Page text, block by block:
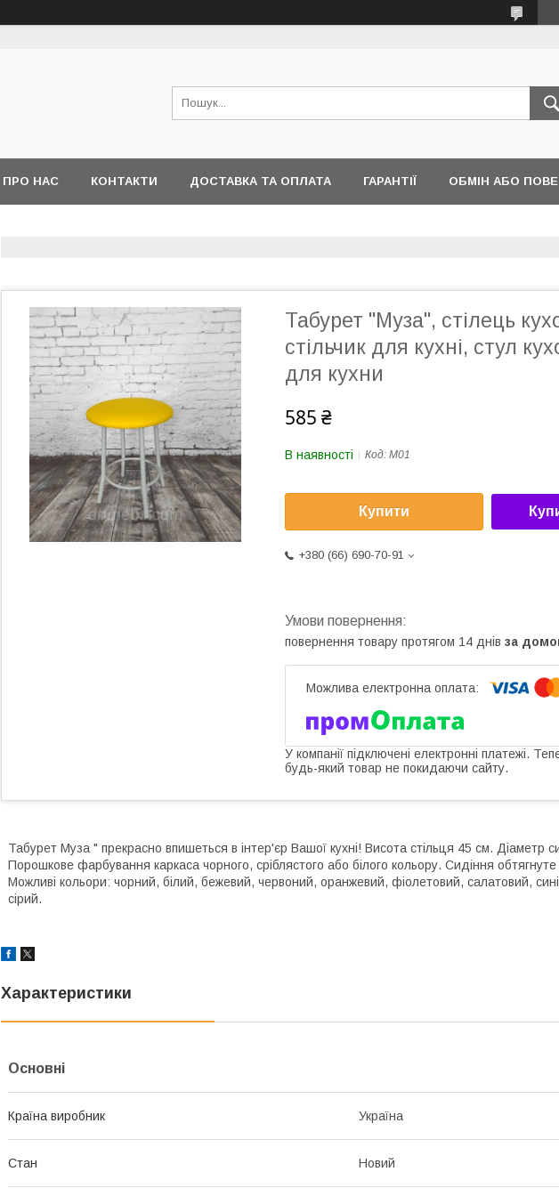
ПРО НАС КОНТАКТИ ДОСТАВКА ТА ОПЛАТА ГАРАНТІЇ ОБМІН АБО
Табурет "Муза", стілець
стільчик для кухні, стул
для кухни
585 ₴
В наявності Код: М01
Купити
+380 (66) 690-70-91
повернення товару протягом 14 днів за
У компанії підключені електронні платежі.
будь-який товар не покидаючи сайту.
Табурет Муза " прекрасно впишеться в інтер'єр Вашої кухні! Висота стільця 45 см. Діаметр
Порошкове фарбування каркаса чорного, сріблястого або білого кольору. Сидіння обтягнуте
Можливі кольори: чорний, білий, бежевий, червоний, оранжевий, фіолетовий, салатовий,
сірий.
Характеристики
Основні
Країна виробник Україна
Стан Новий